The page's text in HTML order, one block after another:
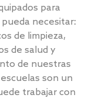
para
necesitar:
de limpieza,
de salud y
de nuestras
son un
trabajar con